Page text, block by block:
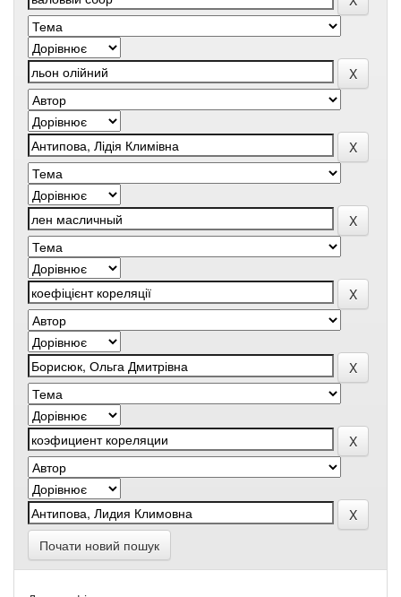
Почати новий пошук